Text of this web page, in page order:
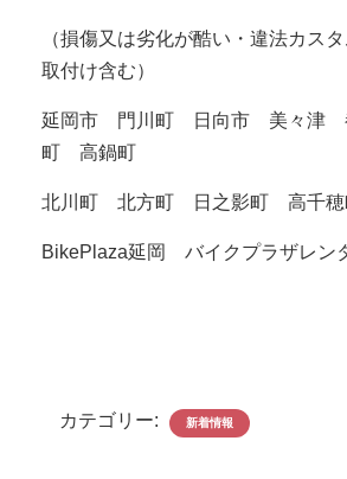
（損傷又は劣化が酷い・違法カス
取付け含む）
延岡市 門川町 日向市 美々津
町 高鍋町
北川町 北方町 日之影町 高千
BikePlaza延岡 バイクプラザレン
カテゴリー: 新着情報